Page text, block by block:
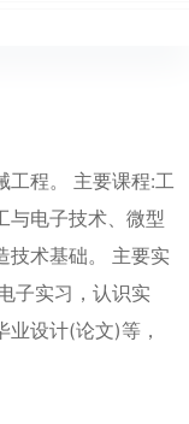
工程。 主要课程:工
与电子技术、微型
技术基础。 主要实
子实习，认识实
设计(论文)等，